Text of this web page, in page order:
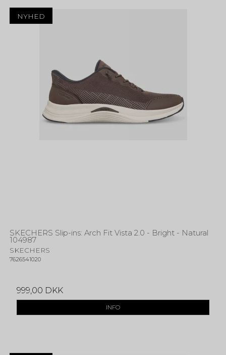
NYHED
SKECHERS Slip-ins: Arch Fit Vista 2.0 - Bright - Natural
104987
SKECHERS
7626541020
999,00 DKK
INFO